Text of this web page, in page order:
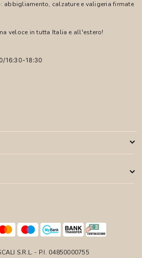
abbigliamento, calzature e valigeria firmate
veloce in tutta Italia e all'estero!
16:30-18:30
S.R.L. - P.I. 04850000755